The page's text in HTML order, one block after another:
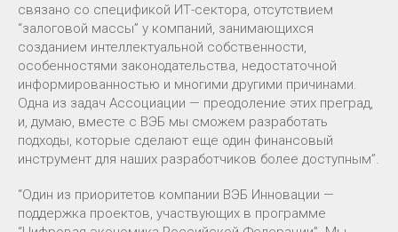
связано со спецификой ИТ-сектора, отсутствием
“залоговой массы” у компаний, занимающихся
созданием интеллектуальной собственности,
особенностями законодательства, недостаточной
информированностью и многими другими причинами.
Одна из задач Ассоциации — преодоление этих преград,
и, думаю, вместе с ВЭБ мы сможем разработать
подходы, которые сделают еще один финансовый
инструмент для наших разработчиков более доступным”.
“Один из приоритетов компании ВЭБ Инновации —
поддержка проектов, участвующих в программе